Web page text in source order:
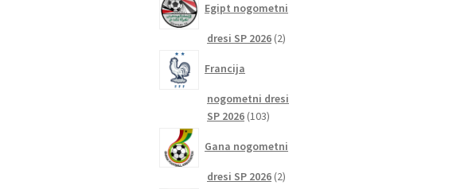
Egipt nogometni
dresi SP 2026 22
Francija
nogometni dresi
SP 2026 103103
Gana nogometni
dresi SP 2026 22